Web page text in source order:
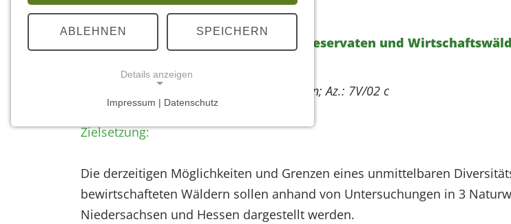
Diversitätsvergleich von Naturwaldreservaten und
Institut für Waldbau I, Universität Göttingen; Az.: 7V/02 c
Zielsetzung:
Die derzeitigen Möglichkeiten und Grenzen eines unmittelbaren
bewirtschafteten Wäldern sollen anhand von Untersuchungen in 3
Niedersachsen und Hessen dargestellt werden.
ABLEHNEN SPEICHERN
Details anzeigen
Notwendige Cookies ermöglichen grundlegende
der Website erforderlich.
Einverständnis-Cookie
Impressum | Datenschutz